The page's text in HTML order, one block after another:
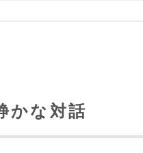
かな対話